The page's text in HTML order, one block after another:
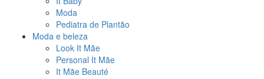
Moda
Pediatra de Plantão
Moda e beleza
Look It Mãe
Personal It Mãe
It Mãe Beauté